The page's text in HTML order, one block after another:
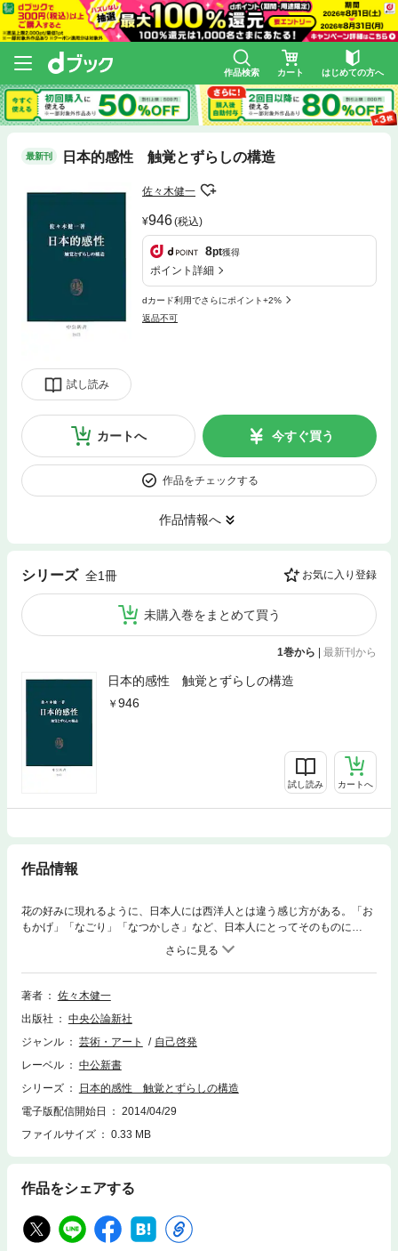
作品検索 カート はじめての方へ
最新刊 日本的感性 触覚とずらしの構造
試し読み
佐々木健一
946(税込)
8pt獲得
ポイント詳細
dカード利用でさらにポイント+2%
返品不可
カートへ 今すぐ買う
作品をチェックする
作品情報へ
シリーズ 全1冊 お気に入り登録
未購入巻をまとめて買う
1巻から 最新刊から
日本的感性 触覚とずらしの構造
946
試し読み カートへ
作品情報
花の好みに現れるように、日本人には西洋人とは違う感じ方がある。「お
もかげ」「なごり」「なつかしさ」など、日本人にとってそのものに
「詩」を感じる言葉がある。”世界”が”われ”のなかでどのように響き合う
か。それこそが感性であるならば、その多くは文化的な環境のなかで育ま
れ、個々の文化に固有の感性が生まれるだろう。本書は日本的感性を和歌
を素材として考察し、その特性である「ずらし」と「触覚性」を明らかに
著者
佐々木健一
出版社
中央公論新社
ジャンル
芸術・アート
自己啓発
レーベル
中公新書
シリーズ
日本的感性 触覚とずらしの構造
電子版配信開始日
2014/04/29
ファイルサイズ
0.33 MB
作品をシェアする